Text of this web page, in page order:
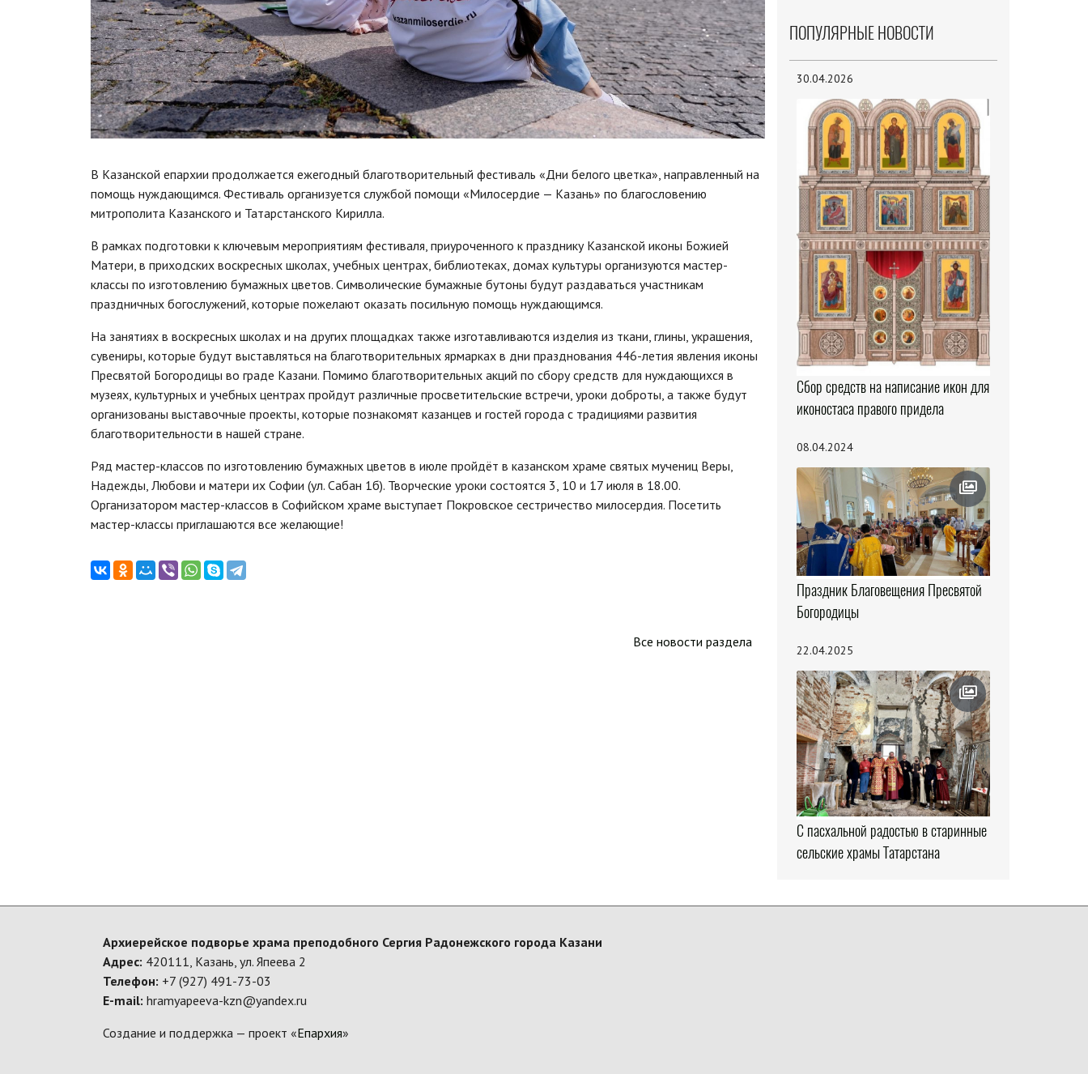
В Казанской епархии продолжается ежегодный благотворительный фестиваль «Дни белого цветка», направленный на
помощь нуждающимся. Фестиваль организуется службой помощи «Милосердие — Казань» по благословению
митрополита Казанского и Татарстанского Кирилла.
В рамках подготовки к ключевым мероприятиям фестиваля, приуроченного к празднику Казанской иконы Божией
Матери, в приходских воскресных школах, учебных центрах, библиотеках, домах культуры организуются мастер-
классы по изготовлению бумажных цветов. Символические бумажные бутоны будут раздаваться участникам
праздничных богослужений, которые пожелают оказать посильную помощь нуждающимся.
На занятиях в воскресных школах и на других площадках также изготавливаются изделия из ткани, глины, украшения,
сувениры, которые будут выставляться на благотворительных ярмарках в дни празднования 446-летия явления иконы
Пресвятой Богородицы во граде Казани. Помимо благотворительных акций по сбору средств для нуждающихся в
музеях, культурных и учебных центрах пройдут различные просветительские встречи, уроки доброты, а также будут
организованы выставочные проекты, которые познакомят казанцев и гостей города с традициями развития
благотворительности в нашей стране.
Ряд мастер-классов по изготовлению бумажных цветов в июле пройдёт в казанском храме святых мучениц Веры,
Надежды, Любови и матери их Софии (ул. Сабан 1б). Творческие уроки состоятся 3, 10 и 17 июля в 18.00.
Организатором мастер-классов в Софийском храме выступает Покровское сестричество милосердия. Посетить
мастер-классы приглашаются все желающие!
Все новости раздела
ПОПУЛЯРНЫЕ НОВОСТИ
30.04.2026
Сбор средств на написание икон для
иконостаса правого придела
08.04.2024
Праздник Благовещения Пресвятой
Богородицы
22.04.2025
С пасхальной радостью в старинные
сельские храмы Татарстана
Архиерейское подворье храма преподобного Сергия Радонежского города Казани
Адрес: 420111, Казань, ул. Япеева 2
Телефон: +7 (927) 491-73-03
E-mail: hramyapeeva-kzn@yandex.ru
Создание и поддержка — проект «Епархия»